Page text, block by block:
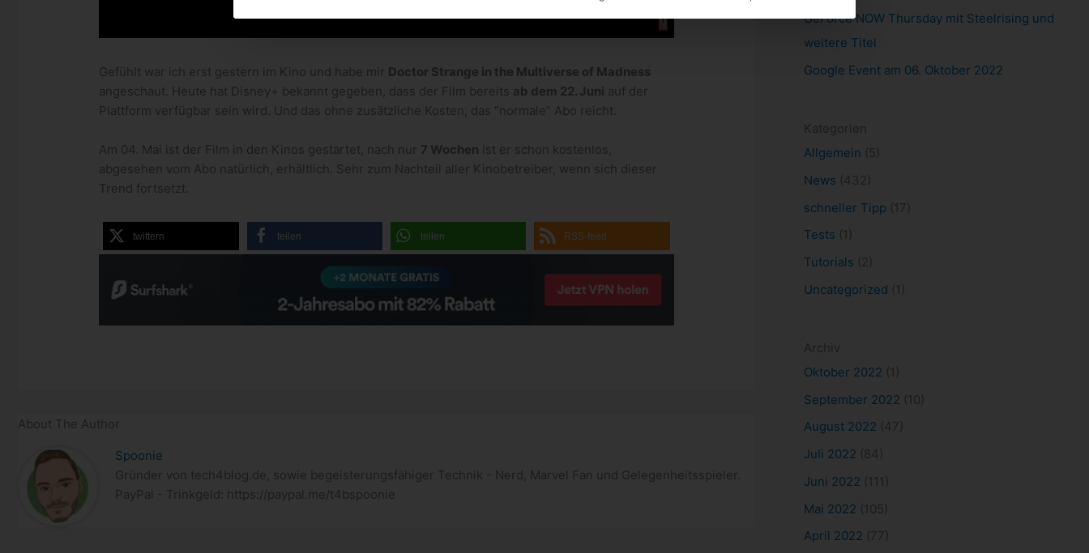
Gefühlt war ich erst gestern im Kino und habe mir Doctor Strange in the Multiverse of Madness
angeschaut. Heute hat Disney+ bekannt gegeben, dass der Film bereits ab dem 22. Juni auf der
Plattform verfügbar sein wird. Und das ohne zusätzliche Kosten, das “normale” Abo reicht.
Am 04. Mai ist der Film in den Kinos gestartet, nach nur 7 Wochen ist er schon kostenlos,
abgesehen vom Abo natürlich, erhältlich. Sehr zum Nachteil aller Kinobetreiber, wenn sich dieser
Trend fortsetzt.
twittern teilen teilen RSS-feed
About The Author
Spoonie
Gründer von tech4blog.de, sowie begeisterungsfähiger Technik - Nerd, Marvel Fan und Gelegenheitsspieler.
PayPal - Trinkgeld: https://paypal.me/t4bspoonie
GeForce NOW Thursday mit Steelrising und
weitere Titel
Google Event am 06. Oktober 2022
Allgemein
News
schneller Tipp
Tests
Tutorials
Uncategorized
Oktober 2022
September 2022
August 2022
Juli 2022
Juni 2022
Mai 2022
April 2022